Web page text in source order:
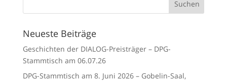
Neueste Beiträge
Geschichten der DIALOG-Preisträger – DPG-
Stammtisch am 06.07.26
DPG-Stammtisch am 8. Juni 2026 – Gobelin-Saal,